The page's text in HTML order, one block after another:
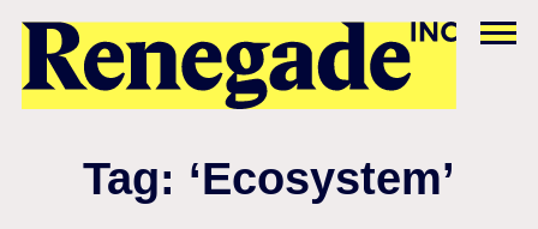
Tag: ‘Ecosystem’